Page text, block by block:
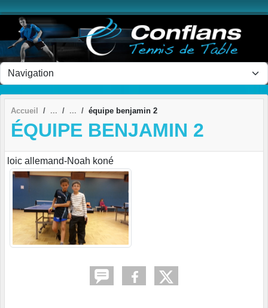
Accueil équipe benjamin 2
ÉQUIPE BENJAMIN 2
loic allemand-Noah koné